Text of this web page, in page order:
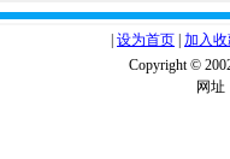
设为首页 加入
Copyright ©
网址